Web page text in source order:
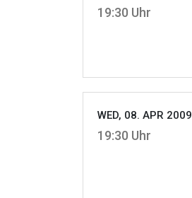
19:30 Uhr
WED, 08. APR 2009
19:30 Uhr